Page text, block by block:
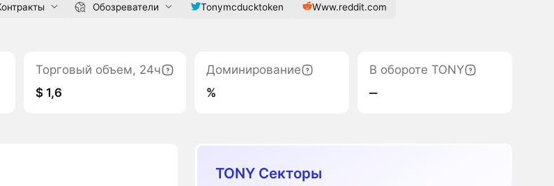
Обозреватели Tonymcducktoken Www.reddit.com
Торговый объем, 24ч
$ 1,6
Доминирование
%
В обороте TONY
‒
TONY Секторы